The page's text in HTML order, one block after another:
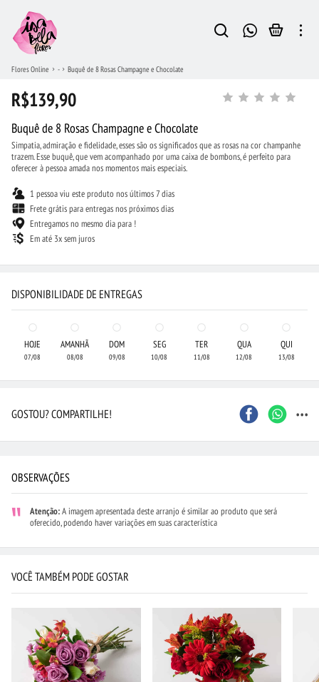
Flores Online - Buquê de 8 Rosas Champagne e Chocolate
R$139,90
Buquê de 8 Rosas Champagne e Chocolate
Simpatia, admiração e fidelidade, esses são os significados que as rosas na cor champanhe
trazem. Esse buquê, que vem acompanhado por uma caixa de bombons, é perfeito para
oferecer à pessoa amada nos momentos mais especiais.
1 pessoa viu este produto nos últimos 7 dias
Frete grátis para entregas nos próximos dias
Entregamos no mesmo dia para !
Em até 3x sem juros
DISPONIBILIDADE DE ENTREGAS
HOJE
07/08
AMANHÃ
08/08
DOM
09/08
SEG
10/08
TER
11/08
QUA
12/08
QUI
13/08
GOSTOU? COMPARTILHE! ...
OBSERVAÇÕES
Atenção:A imagem apresentada deste arranjo é similar ao produto que será
oferecido, podendo haver variações em suas característica
VOCÊ TAMBÉM PODE GOSTAR